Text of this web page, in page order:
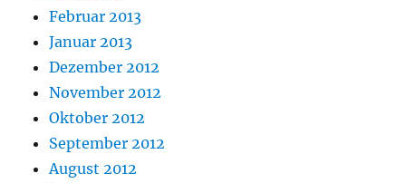
Februar 2013
Januar 2013
Dezember 2012
November 2012
Oktober 2012
September 2012
August 2012